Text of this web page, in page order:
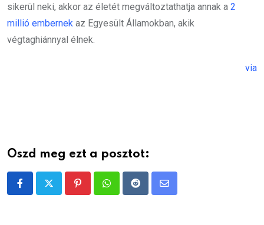
sikerül neki, akkor az életét megváltoztathatja annak a 2
millió embernek az Egyesült Államokban, akik
végtaghiánnyal élnek.
via
Oszd meg ezt a posztot:
PinterestWhatsappRedditShare